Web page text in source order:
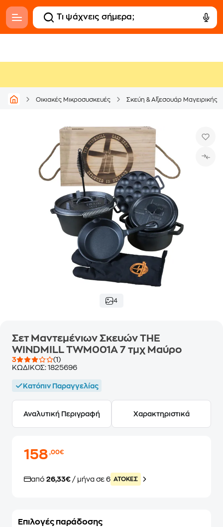
Οικιακές Μικροσυσκευές Σκεύη & Αξεσουάρ Μαγειρικής
4
Σετ Μαντεμένιων Σκευών THE
WINDMILL TWM001A 7 τμχ Μαύρο
3
(1)
ΚΩΔΙΚΟΣ: 1825696
Κατόπιν Παραγγελίας
Αναλυτική Περιγραφή Χαρακτηριστικά
158,00€
από 26,33€ / μήνα σε 6 ATOKEΣ
Επιλογές παράδοσης